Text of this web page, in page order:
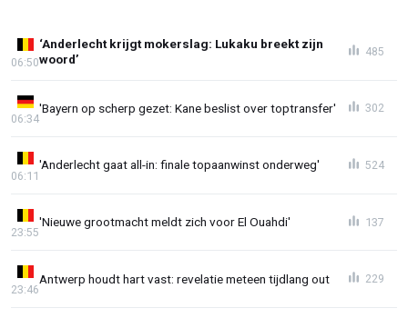
‘Anderlecht krijgt mokerslag: Lukaku breekt zijn
woord’
06:50
485
'Bayern op scherp gezet: Kane beslist over toptransfer'
06:34
302
'Anderlecht gaat all-in: finale topaanwinst onderweg'
06:11
524
'Nieuwe grootmacht meldt zich voor El Ouahdi'
23:55
137
Antwerp houdt hart vast: revelatie meteen tijdlang out
23:46
229